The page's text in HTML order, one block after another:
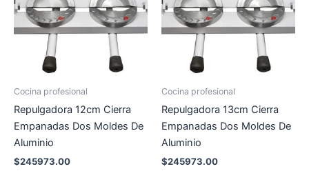
Cocina profesional
Repulgadora 12cm Cierra
Empanadas Dos Moldes De
Aluminio
$245973.00
Cocina profesional
Repulgadora 13cm Cierra
Empanadas Dos Moldes De
Aluminio
$245973.00